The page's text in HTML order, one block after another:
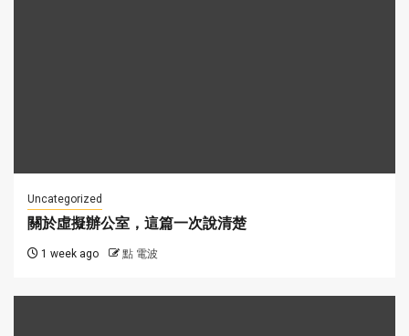
Uncategorized
關於虛擬辦公室，這篇一次說清楚
1 week ago 點 電波